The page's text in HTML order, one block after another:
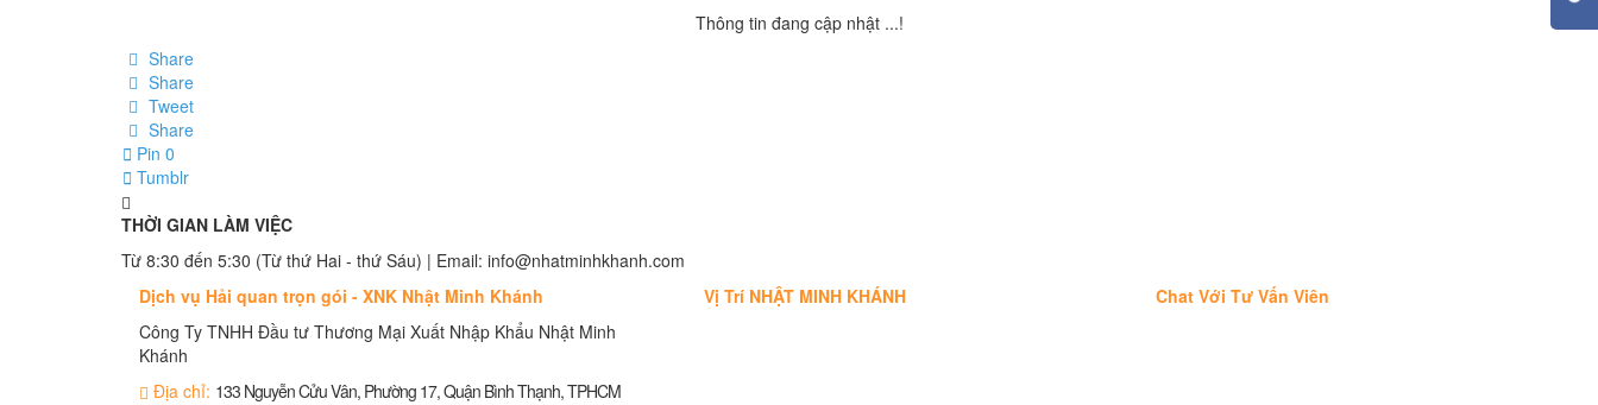
Thông tin đang cập nhật ...!
Share
Share
Tweet
Share
Pin 0
Tumblr
THỜI GIAN LÀM VIỆC
Từ 8:30 đến 5:30 (Từ thứ Hai - thứ Sáu) | Email: info@nhatminhkhanh.com
Dịch vụ Hải quan trọn gói - XNK Nhật Minh Khánh
Công Ty TNHH Đầu tư Thương Mại Xuất Nhập Khẩu Nhật Minh
Khánh
Địa chỉ: 133 Nguyễn Cửu Vân, Phường 17, Quận Bình Thạnh, TPHCM
Vị Trí NHẬT MINH KHÁNH Chat Với Tư Vấn Viên